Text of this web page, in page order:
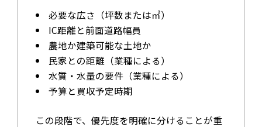
必要な広さ（坪数または㎡）
IC距離と前面道路幅員
農地か建築可能な土地か
民家との距離（業種による）
水質・水量の要件（業種による）
予算と買収予定時期
この段階で、優先度を明確に分けることが重